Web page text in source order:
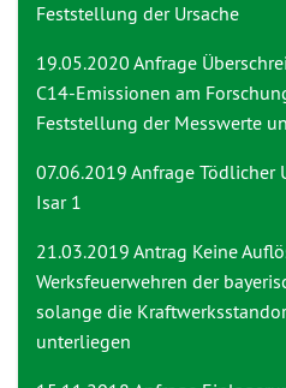
Feststellung der Ursache
19.05.2020 Anfrage
C14-Emissionen am
Feststellung der Messwerte
07.06.2019 Anfrage Tödlicher
Isar 1
21.03.2019 Antrag Keine
Werksfeuerwehren der
solange die
unterliegen